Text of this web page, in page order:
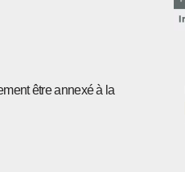
être annexé à la